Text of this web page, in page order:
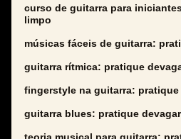
curso de guitarra para
limpo
músicas fáceis de guitarra:
guitarra rítmica: pratique
fingerstyle na guitarra: pratique
guitarra blues: pratique